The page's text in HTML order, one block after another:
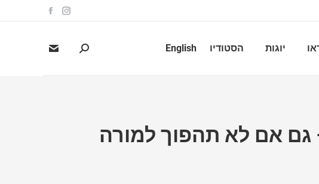
יוגות הסטודיו English
Search:
גם אם לא תהפוך למורה